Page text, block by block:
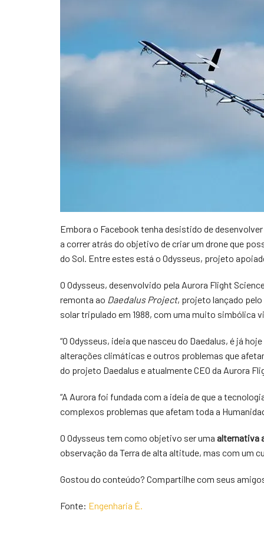
Embora o Facebook tenha desistido de
a correr atrás do objetivo de criar um drone que
do Sol. Entre estes está o Odysseus, projeto
O Odysseus, desenvolvido pela Aurora Flight
remonta ao Daedalus Project, projeto lançado pelo
solar tripulado em 1988, com uma muito simbólica
“O Odysseus, ideia que nasceu do Daedalus, é já
alterações climáticas e outros problemas que
do projeto Daedalus e atualmente CEO da Aurora
“A Aurora foi fundada com a ideia de que a
complexos problemas que afetam toda a
O Odysseus tem como objetivo ser uma alternativa
observação da Terra de alta altitude, mas com um
Gostou do conteúdo? Compartilhe com seus
Fonte: Engenharia É.